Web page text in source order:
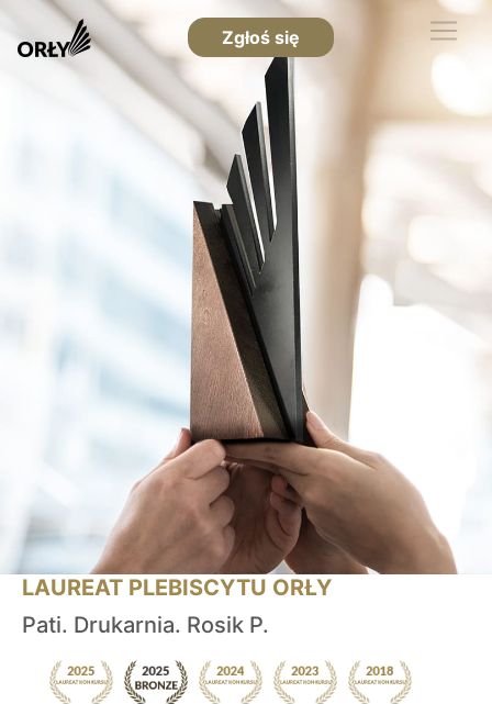
Zgłoś się
LAUREAT PLEBISCYTU ORŁY
Pati. Drukarnia. Rosik P.